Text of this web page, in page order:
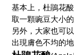
基本上，杜鵑花
取一顆豌豆大小
另外，大家也可
出現膚色不均的